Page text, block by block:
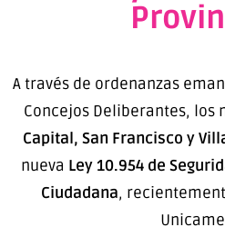
A través de ordenanzas
Concejos Deliberantes, los
Capital, San Francisco y
nueva Ley 10.954 de
Ciudadana,